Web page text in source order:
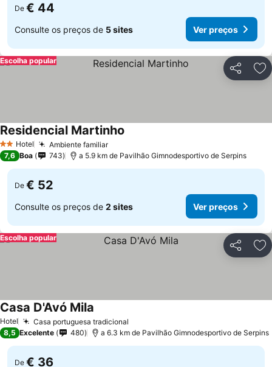
De € 44
Consulte os preços de 5 sites Ver preços
Partilhar
Escolha popular
2 Estrelas
Hotel Ambiente familiar
Residencial Martinho
7,6 Boa 743 a 5.9 km de Pavilhão Gimnodesportivo de Serpins
De € 52
Consulte os preços de 2 sites Ver preços
Partilhar
Escolha popular
Hotel Casa portuguesa tradicional
Casa D'Avó Mila
8,5 Excelente 480 a 6.3 km de Pavilhão Gimnodesportivo de Serpins
De € 36